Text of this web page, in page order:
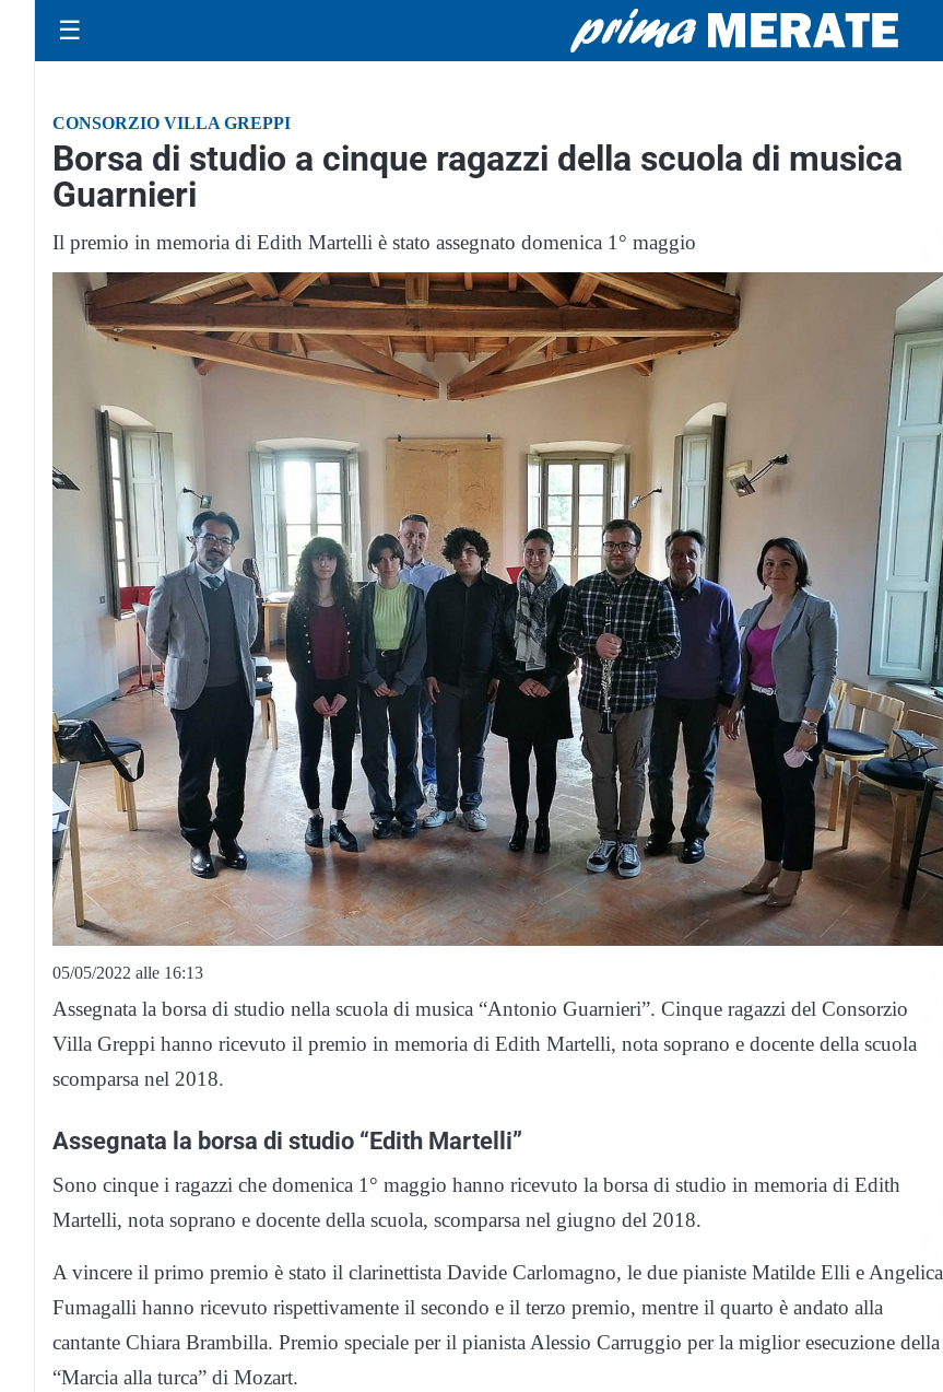
☰
CONSORZIO VILLA GREPPI
Borsa di studio a cinque ragazzi della scuola di musica
Guarnieri
Il premio in memoria di Edith Martelli è stato assegnato domenica 1° maggio
05/05/2022 alle 16:13
Assegnata la borsa di studio nella scuola di musica “Antonio Guarnieri”. Cinque ragazzi del Consorzio
Villa Greppi hanno ricevuto il premio in memoria di Edith Martelli, nota soprano e docente della scuola
scomparsa nel 2018.
Assegnata la borsa di studio “Edith Martelli”
Sono cinque i ragazzi che domenica 1° maggio hanno ricevuto la borsa di studio in memoria di Edith
Martelli, nota soprano e docente della scuola, scomparsa nel giugno del 2018.
A vincere il primo premio è stato il clarinettista Davide Carlomagno, le due pianiste Matilde Elli e Angelica
Fumagalli hanno ricevuto rispettivamente il secondo e il terzo premio, mentre il quarto è andato alla
cantante Chiara Brambilla. Premio speciale per il pianista Alessio Carruggio per la miglior esecuzione della
“Marcia alla turca” di Mozart.